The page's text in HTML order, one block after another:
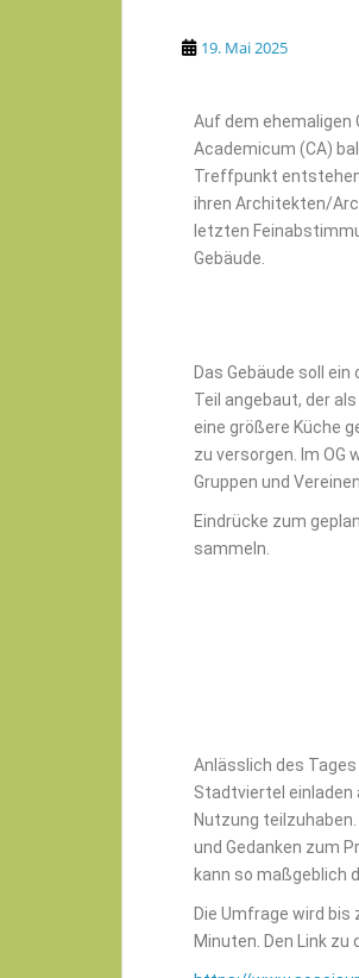
19. Mai 2025
Auf dem ehemaligen
Academicum (CA)
Treffpunkt
ihren Architekten/
letzten
Gebäude.
Das Gebäude soll
Teil angebaut, der
eine größere Küche
zu versorgen. Im OG
Gruppen und
Eindrücke zum
sammeln.
Anlässlich des
Stadtviertel einladen
Nutzung
und Gedanken zum
kann so maßgeblich
Die Umfrage wird
Minuten. Den Link zu